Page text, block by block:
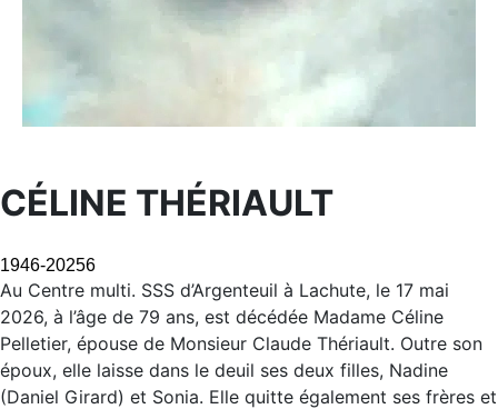
CÉLINE THÉRIAULT
1946-20256
Au Centre multi. SSS d’Argenteuil à Lachute, le 17 mai
2026, à l’âge de 79 ans, est décédée Madame Céline
Pelletier, épouse de Monsieur Claude Thériault. Outre son
époux, elle laisse dans le deuil ses deux filles, Nadine
(Daniel Girard) et Sonia. Elle quitte également ses frères et